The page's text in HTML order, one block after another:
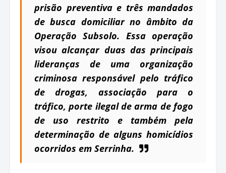
prisão preventiva e três mandados
de busca domiciliar no âmbito da
Operação Subsolo. Essa operação
visou alcançar duas das principais
lideranças de uma organização
criminosa responsável pelo tráfico
de drogas, associação para o
tráfico, porte ilegal de arma de fogo
de uso restrito e também pela
determinação de alguns homicídios
ocorridos em Serrinha.